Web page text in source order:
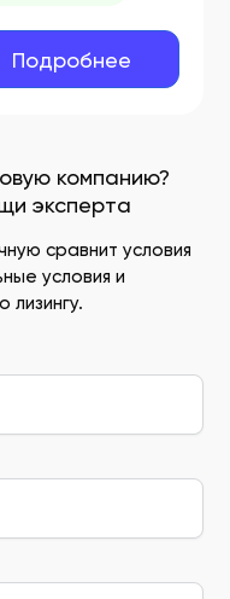
компанию?
эксперта
сравнит условия
условия и
Подробнее